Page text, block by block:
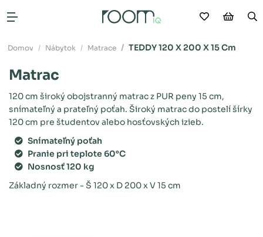
Otvoriť menu Moje
Domov Nábytok Matrace TEDDY 120 X 200 X 15 Cm
Matrac
120 cm široký obojstranný matrac z PUR peny 15 cm,
snímateľný a prateľný poťah. Široký matrac do postelí šírky
120 cm pre študentov alebo hosťovských izieb.
Snímateľný poťah
Pranie pri teplote 60°C
Nosnosť 120 kg
Základný rozmer - Š 120 x D 200 x V 15 cm